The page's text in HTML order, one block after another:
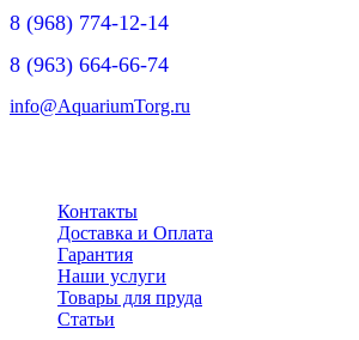
8 (968) 774-12-14
8 (963) 664-66-74
info@AquariumTorg.ru
Контакты
Доставка и Оплата
Гарантия
Наши услуги
Товары для пруда
Статьи